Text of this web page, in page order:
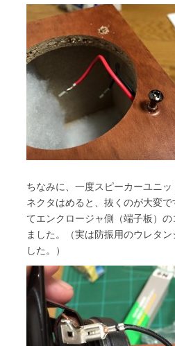
ちなみに、一度スピーカーユニ
ネクタはめると、抜くのが大変
てエンクロージャ側（端子板）
ました。（実は防振用のウレタ
した。）